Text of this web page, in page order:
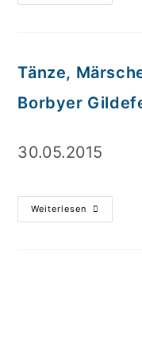
Tänze,
Borbyer
30.05.2015
Weiterlesen